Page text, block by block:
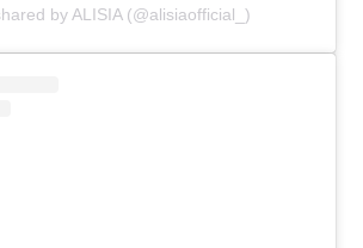
by ALISIA (@alisiaofficial_)